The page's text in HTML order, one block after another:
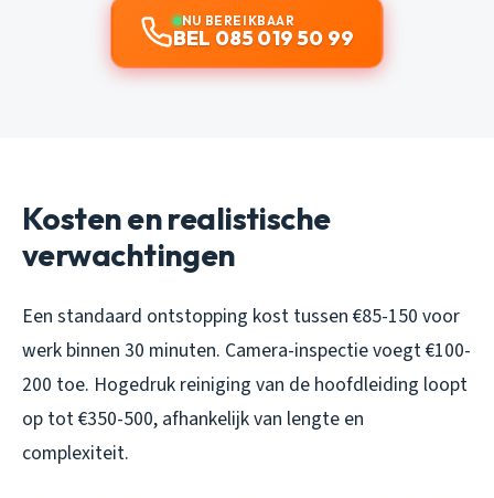
NU BEREIKBAAR
BEL 085 019 50 99
Kosten en realistische
verwachtingen
Een standaard ontstopping kost tussen €85-150 voor
werk binnen 30 minuten. Camera-inspectie voegt €100-
200 toe. Hogedruk reiniging van de hoofdleiding loopt
op tot €350-500, afhankelijk van lengte en
complexiteit.